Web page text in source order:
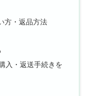
方・返品方法
入・返送手続きを